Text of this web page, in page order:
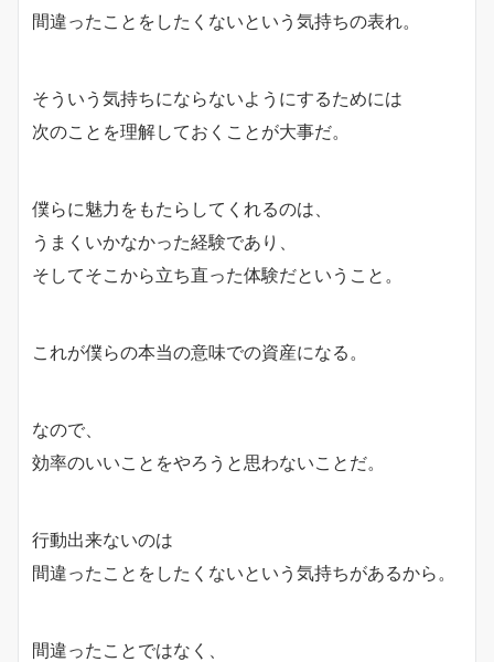
間違ったことをしたくないという気持ちの表れ。
そういう気持ちにならないようにするためには
次のことを理解しておくことが大事だ。
僕らに魅力をもたらしてくれるのは、
うまくいかなかった経験であり、
そしてそこから立ち直った体験だということ。
これが僕らの本当の意味での資産になる。
なので、
効率のいいことをやろうと思わないことだ。
行動出来ないのは
間違ったことをしたくないという気持ちがあるから。
間違ったことではなく、